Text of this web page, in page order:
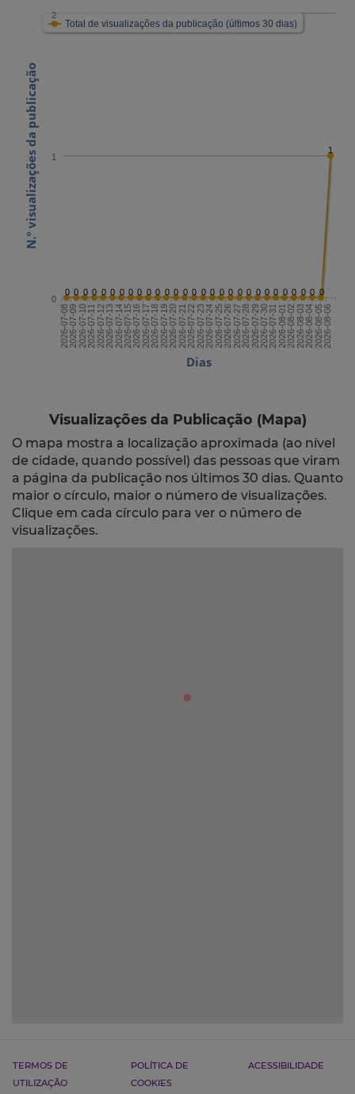
Dias
N.º visualizações da publicação
0 0 0 0 0 0 0 0 0 0 0 0 0 0 0 0 0 0 0 0 0 0 0 0 0 0 0 0 0
1
Total de visualizações da publicação (últimos 30 dias)
2026-07-082026-07-092026-07-102026-07-112026-07-122026-07-132026-07-142026-07-152026-07-162026-07-172026-07-182026-07-192026-07-202026-07-212026-07-222026-07-232026-07-242026-07-252026-07-262026-07-272026-07-282026-07-292026-07-302026-07-312026-08-012026-08-022026-08-032026-08-042026-08-052026-08-06
0
1
2
Visualizações da Publicação (Mapa)
O mapa mostra a localização aproximada (ao nível
de cidade, quando possível) das pessoas que viram
a página da publicação nos últimos 30 dias. Quanto
maior o círculo, maior o número de visualizações.
Clique em cada círculo para ver o número de
visualizações.
TERMOS DE
UTILIZAÇÃO
POLÍTICA DE
COOKIES
ACESSIBILIDADE